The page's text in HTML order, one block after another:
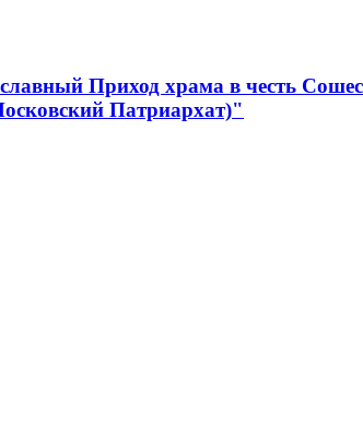
Приход храма в честь
Патриархат)"